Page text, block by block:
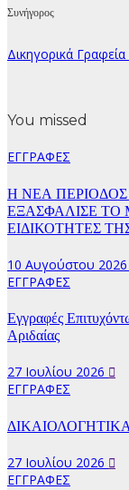
Συνήγορος
Δικηγορικά
You missed
ΕΓΓΡΑΦΕΣ
Η ΝΕΑ ΠΕΡΙΟΔΟΣ
ΕΞΑΣΦΑΛΙΣΕ ΤΟ
ΕΙΔΙΚΟΤΗΤΕΣ
10 Αυγούστου 2026
ΕΓΓΡΑΦΕΣ
Εγγραφές
Αριδαίας
27 Ιουλίου 2026
ΕΓΓΡΑΦΕΣ
27 Ιουλίου 2026
ΕΓΓΡΑΦΕΣ